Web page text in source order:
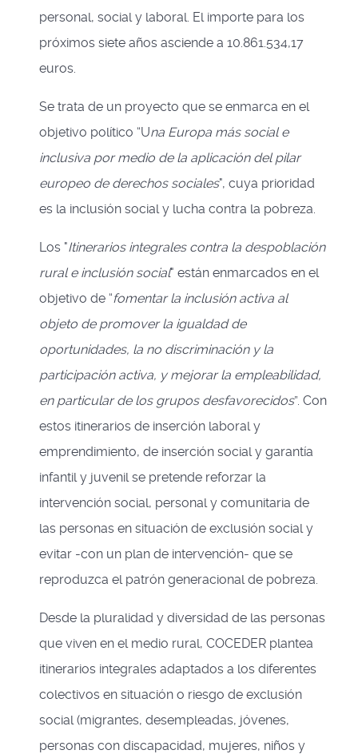
personal, social y laboral. El importe para los
próximos siete años asciende a 10.861.534,17
euros.
Se trata de un proyecto que se enmarca en el
objetivo político “Una Europa más social e
inclusiva por medio de la aplicación del pilar
europeo de derechos sociales", cuya prioridad
es la inclusión social y lucha contra la pobreza.
Los "Itinerarios integrales contra la despoblación
rural e inclusión social" están enmarcados en el
objetivo de “fomentar la inclusión activa al
objeto de promover la igualdad de
oportunidades, la no discriminación y la
participación activa, y mejorar la empleabilidad,
en particular de los grupos desfavorecidos”. Con
estos itinerarios de inserción laboral y
emprendimiento, de inserción social y garantía
infantil y juvenil se pretende reforzar la
intervención social, personal y comunitaria de
las personas en situación de exclusión social y
evitar -con un plan de intervención- que se
reproduzca el patrón generacional de pobreza.
Desde la pluralidad y diversidad de las personas
que viven en el medio rural, COCEDER plantea
itinerarios integrales adaptados a los diferentes
colectivos en situación o riesgo de exclusión
social (migrantes, desempleadas, jóvenes,
personas con discapacidad, mujeres, niños y